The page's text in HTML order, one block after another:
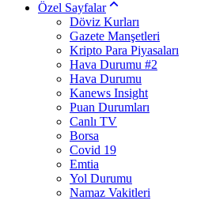
Özel Sayfalar
Döviz Kurları
Gazete Manşetleri
Kripto Para Piyasaları
Hava Durumu #2
Hava Durumu
Kanews Insight
Puan Durumları
Canlı TV
Borsa
Covid 19
Emtia
Yol Durumu
Namaz Vakitleri